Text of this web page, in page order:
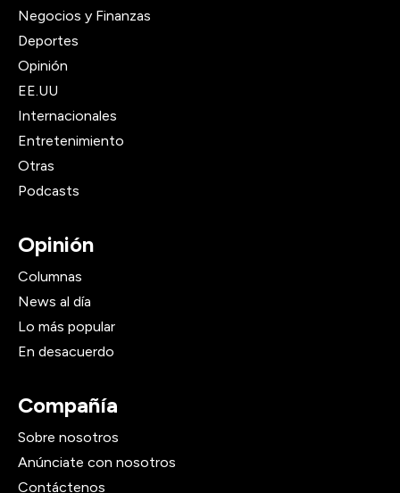
Negocios y Finanzas
Deportes
Opinión
EE.UU
Internacionales
Entretenimiento
Otras
Podcasts
Opinión
Columnas
News al día
Lo más popular
En desacuerdo
Compañía
Sobre nosotros
Anúnciate con nosotros
Contáctenos